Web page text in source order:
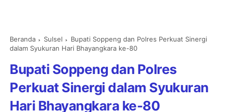
Beranda Sulsel
Bupati Soppeng dan Polres Perkuat Sinergi
dalam Syukuran Hari Bhayangkara ke-80
Bupati Soppeng dan Polres
Perkuat Sinergi dalam Syukuran
Hari Bhayangkara ke-80